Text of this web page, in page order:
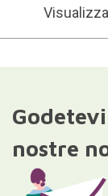
nostre